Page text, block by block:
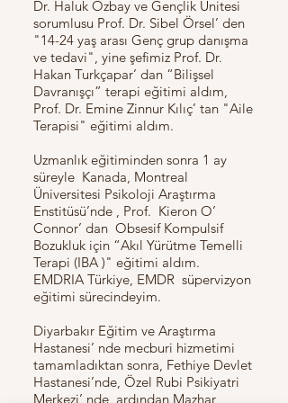
Dr. Haluk Özbay ve Gençlik Ünitesi
sorumlusu Prof. Dr. Sibel Örsel’ den
"14-24 yaş arası Genç grup danışma
ve tedavi", yine şefimiz Prof. Dr.
Hakan Turkçapar’ dan “Bilişsel
Davranışçı” terapi eğitimi aldım,
Prof. Dr. Emine Zinnur Kılıç’ tan "Aile
Terapisi" eğitimi aldım.
Uzmanlık eğitiminden sonra 1 ay
süreyle Kanada, Montreal
Üniversitesi Psikoloji Araştırma
Enstitüsü’nde , Prof. Kieron O’
Connor’ dan Obsesif Kompulsif
Bozukluk için “Akıl Yürütme Temelli
Terapi (IBA )" eğitimi aldım.
EMDRIA Türkiye, EMDR süpervizyon
eğitimi sürecindeyim.
Diyarbakır Eğitim ve Araştırma
Hastanesi’ nde mecburi hizmetimi
tamamladıktan sonra, Fethiye Devlet
Hastanesi’nde, Özel Rubi Psikiyatri
Merkezi’ nde, ardından Mazhar